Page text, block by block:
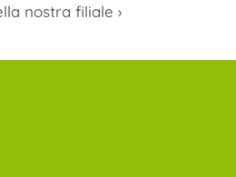
nostra filiale ›